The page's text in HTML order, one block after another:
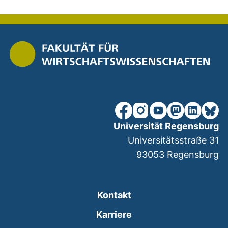
unsere Facebook-Seite
unsere Instagram-
unsere YouTube-
unsereunsere
Kontakt
Karriere
Universität Regensburg
Universitätsstraße 31
93053 Regensburg